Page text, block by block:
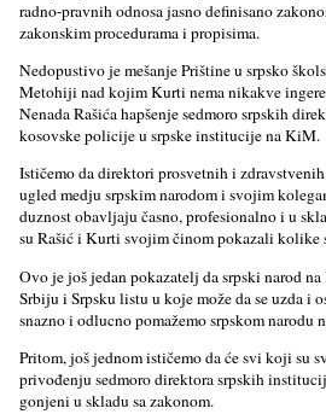
radno-pravnih odnosa jasno definisano
zakonskim procedurama i propisima.
Nedopustivo je mešanje Prištine u srpsko
Metohiji nad kojim Kurti nema nikakve
Nenada Rašića hapšenje sedmoro srpskih
kosovske policije u srpske institucije na KiM.
Ističemo da direktori prosvetnih i
ugled medju srpskim narodom i svojim
duznost obavljaju časno, profesionalno i u
su Rašić i Kurti svojim činom pokazali kolike
Ovo je još jedan pokazatelj da srpski narod
Srbiju i Srpsku listu u koje može da se uzda i
snazno i odlucno pomažemo srpskom
Pritom, još jednom ističemo da će svi koji su
privođenju sedmoro direktora srpskih
gonjeni u skladu sa zakonom.